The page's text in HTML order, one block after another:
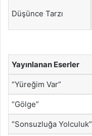
Düşünce Tarzı
Yayınlanan Eserler
“Yüreğim Var”
“Gölge”
“Sonsuzluğa Yolculuk”